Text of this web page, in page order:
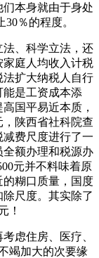
本身就由于身处
％的程度。
、科学立法，还
庭人均收入计税
扩大纳税人自行
是工资成本添
国平易近本质，
陕西省社科院查
费尺度进行了一
额办理和税源办
元并不料味着原
糊口质量，国度
尺度。其实除了
！
虑住房、医疗、
竭加大的次要缘